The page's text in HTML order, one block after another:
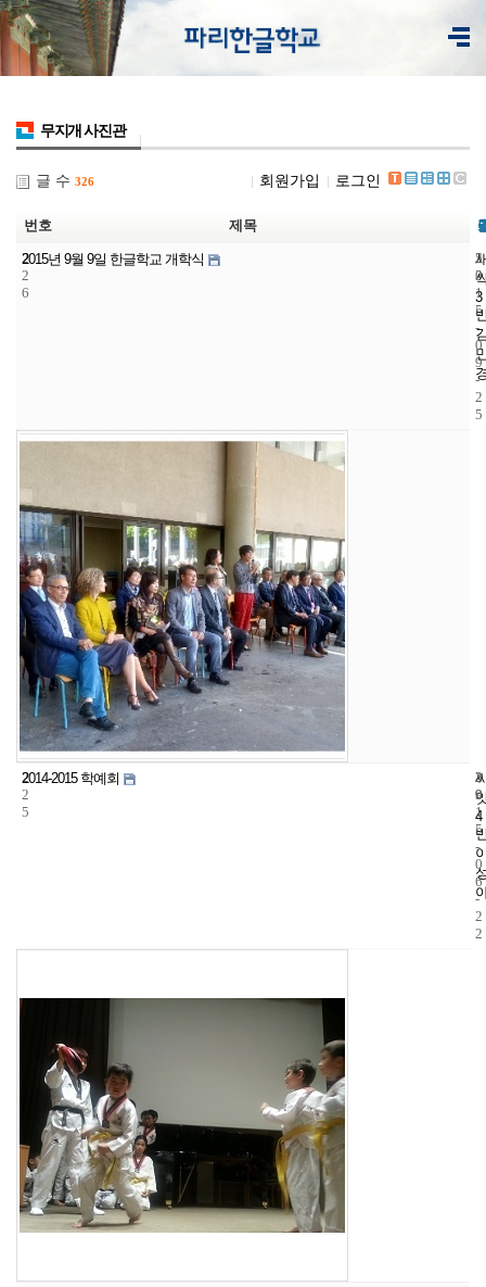
무지개 사진관
글 수 326 회원가입 로그인
번호 제목
2
2
6
2015년 9월 9일 한글학교 개학식
3
5
3
2
0
1
5
-
0
9
-
2
5
2
2
5
2014-2015 학예회
4
3
9
2
0
1
5
-
0
6
-
2
2